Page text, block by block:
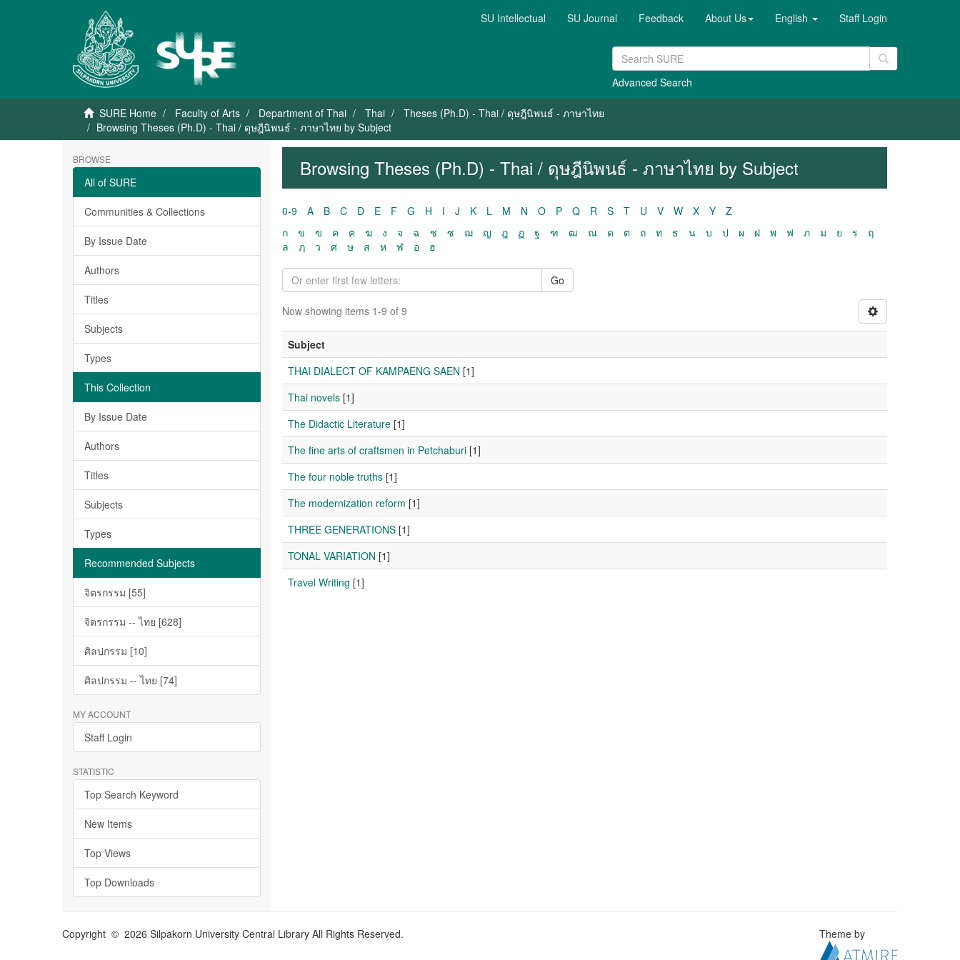
SU Intellectual SU Journal Feedback About Us English Staff Login
Advanced Search
SURE Home Faculty of Arts Department of Thai Thai
Theses (Ph.D) - Thai / ดุษฎีนิพนธ์ - ภาษาไทย
Browsing Theses (Ph.D) - Thai / ดุษฎีนิพนธ์ - ภาษาไทย by Subject
BROWSE
All of SURE
Communities & Collections
By Issue Date
Authors
Titles
Subjects
Types
This Collection
By Issue Date
Authors
Titles
Subjects
Types
Recommended Subjects
จิตรกรรม [55]
จิตรกรรม -- ไทย [628]
ศิลปกรรม [10]
ศิลปกรรม -- ไทย [74]
MY ACCOUNT
Staff Login
STATISTIC
Top Search Keyword
New Items
Top Views
Top Downloads
Browsing Theses (Ph.D) - Thai / ดุษฎีนิพนธ์ - ภาษาไทย by Subject
0-9 A B C D E F G H I J K L M N O P Q R S T U V W X Y
Z
ก
ข ฃ ค ฅ ฆ ง จ ฉ ช ซ ฌ ญ ฎ ฏ ฐ ฑ ฒ ณ ด ต ถ ท ธ น บ ป ผ ฝ พ ฟ ภ ม ย ร
ฤ
ล
ฦ ว ศ ษ ส ห ฬ อ ฮ
Go
Now showing items 1-9 of 9
Subject
THAI DIALECT OF KAMPAENG SAEN [1]
Thai novels[1]
The Didactic Literature[1]
The fine arts of craftsmen in Petchaburi[1]
The four noble truths[1]
The modernization reform [1]
THREE GENERATIONS[1]
TONAL VARIATION [1]
Travel Writing [1]
Copyright © 2026 Silpakorn University Central Library All Rights Reserved. Theme by